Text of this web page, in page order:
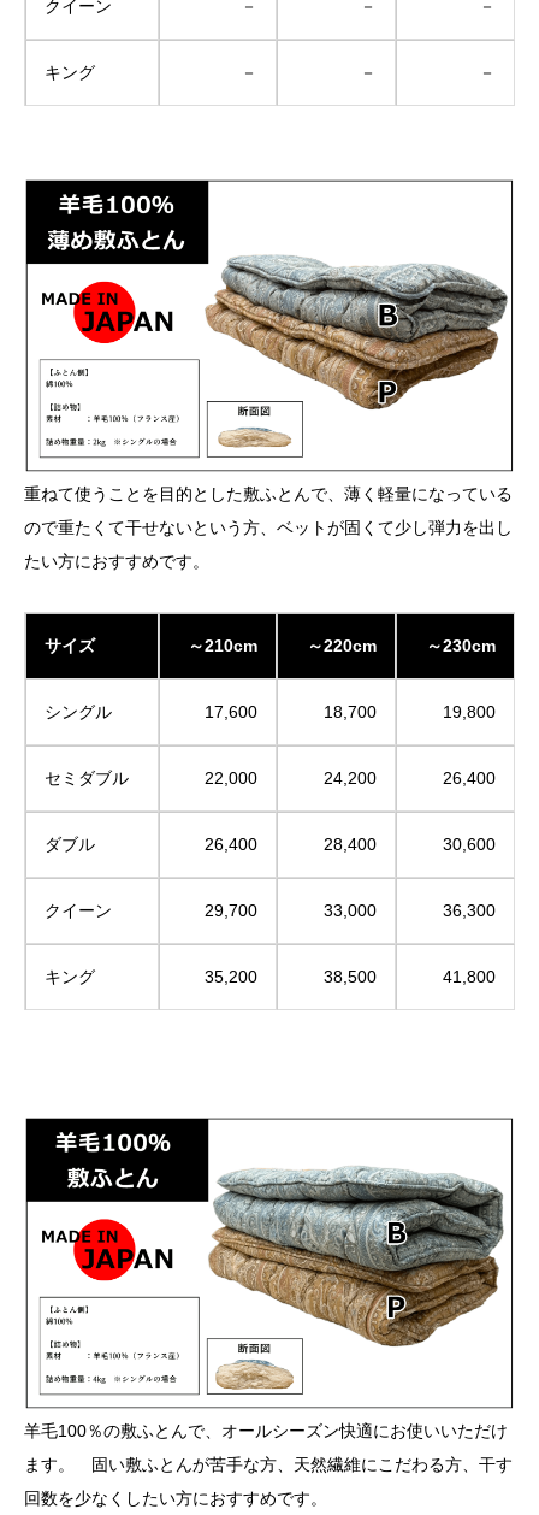
クイーン － － －
キング － － －
重ねて使うことを目的とした敷ふとんで、薄く軽量になっている
ので重たくて干せないという方、ベットが固くて少し弾力を出し
たい方におすすめです。
サイズ ～210cm ～220cm ～230cm
シングル 17,600 18,700 19,800
セミダブル 22,000 24,200 26,400
ダブル 26,400 28,400 30,600
クイーン 29,700 33,000 36,300
キング 35,200 38,500 41,800
羊毛100％の敷ふとんで、オールシーズン快適にお使いいただけ
ます。 固い敷ふとんが苦手な方、天然繊維にこだわる方、干す
回数を少なくしたい方におすすめです。